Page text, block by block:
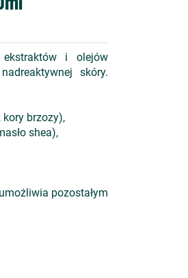
ekstraktów i olejów
skóry.
kory brzozy),
shea),
pozostałym